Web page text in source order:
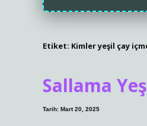
Etiket: Kimler yeşil çay
Sallama
Tarih: Mart 20, 2025